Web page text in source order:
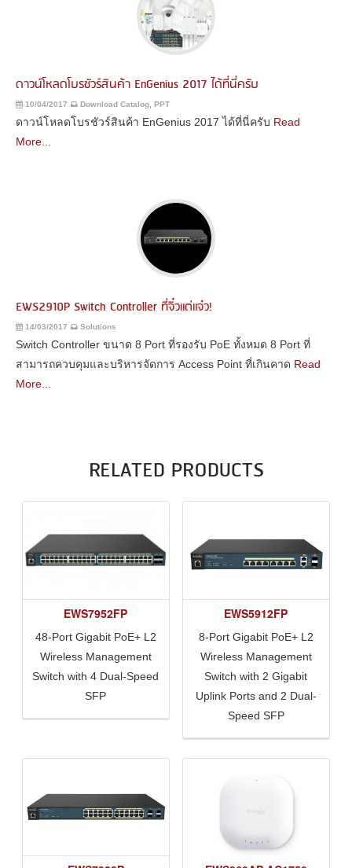
ดาวน์โหลดโบรชัวร์สินค้า EnGenius 2017 ได้ที่นี่ครับ
10/04/2017 Download Catalog, PPT
ดาวน์โหลดโบรชัวร์สินค้า EnGenius 2017 ได้ที่นี่ครับ Read
More...
EWS2910P Switch Controller ที่จิ๋วแต่แจ๋ว!
14/03/2017 Solutions
Switch Controller ขนาด 8 Port ที่รองรับ PoE ทั้งหมด 8 Port ที่
สามารถควบคุมและบริหารจัดการ Access Point ที่เกินคาด Read
More...
RELATED PRODUCTS
EWS7952FP
48-Port Gigabit PoE+ L2
Wireless Management
Switch with 4 Dual-Speed
SFP
EWS5912FP
8-Port Gigabit PoE+ L2
Wireless Management
Switch with 2 Gigabit
Uplink Ports and 2 Dual-
Speed SFP